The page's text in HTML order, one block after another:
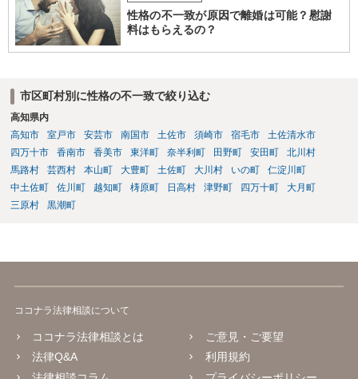
適切な金額を判断しますので、一応の決着はつきます。 調停や審判
で決定された養育費を支払わない場合は、強制執行（例えば給与の差
押えが考えられます。）することが可能です。 作成済みの協議書
が、公正証書ではないのであれば、現状では約束違反に対して強制執
正証書の作成の依頼ではなく、依頼を受けるとすれば養育費増額の調
停だと思います。 弁護士費用は自由化されており、弁護士ごとに
異なりますが、依頼時に２０～３０万円程度、増額が実現できた場合
には増額できた金額の●％という形で報酬を設定している場合が多いと
思います。 調停や審判によって、養育費が現状と比べて増減額し
得るのは③で説明したとおりです。 ⑤ 養育費の増額を求めることが
できる可能性があるのは③で説明したとおりです。 違反の内容次
第ではありますが、迷惑行為の停止を求めたり、賠償を求める訴訟と
知を行い牽制することが考えられます。
性格の不一致が原因で離婚は可能？慰謝
料はもらえるの？
市区町村別に性格の不一致で絞り込む
高知県内
高知市
室戸市 安芸市 南国市 土佐市 須崎市 宿毛市
土佐清水市
四万十市
香南市 香美市 東洋町 奈半利町 田野町 安田町
北川村
馬路村
芸西村 本山町 大豊町 土佐町 大川村 いの町
仁淀川町
中土佐町
佐川町 越知町 梼原町 日高村 津野町 四万十町
大月町
三原村
黒潮町
ココナラ法律相談について
ココナラ法律相談とは
法律Q&A
ご意見・ご要望
利用規約